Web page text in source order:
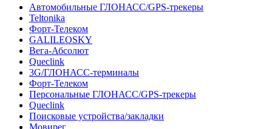
Автомобильные ГЛОНАСС/GPS-трекеры
Teltonika
Форт-Телеком
GALILEOSKY
Вега-Абсолют
Queclink
3G/ГЛОНАСС-терминалы
Форт-Телеком
Персональные ГЛОНАСС/GPS-трекеры
Queclink
Поисковые устройства/закладки